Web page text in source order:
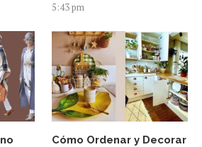
5:43 pm
Cómo Ordenar y Decorar